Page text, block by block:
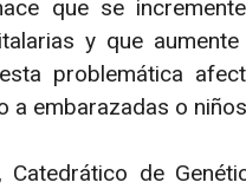
que se
y que
problemática
a embarazadas o
Catedrático de